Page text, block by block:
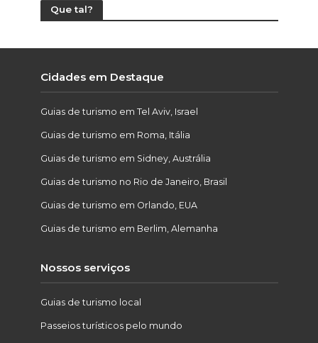
Que tal?
Cidades em Destaque
Guias de turismo em Tel Aviv, Israel
Guias de turismo em Roma, Itália
Guias de turismo em Sidney, Austrália
Guias de turismo no Rio de Janeiro, Brasil
Guias de turismo em Orlando, EUA
Guias de turismo em Berlim, Alemanha
Nossos serviços
Guias de turismo local
Passeios turísticos pelo mundo